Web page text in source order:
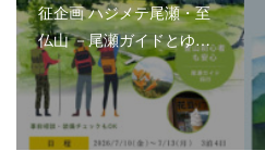
征企画 ハジメテ尾瀬・至
仏山 －尾瀬ガイドとゆ…